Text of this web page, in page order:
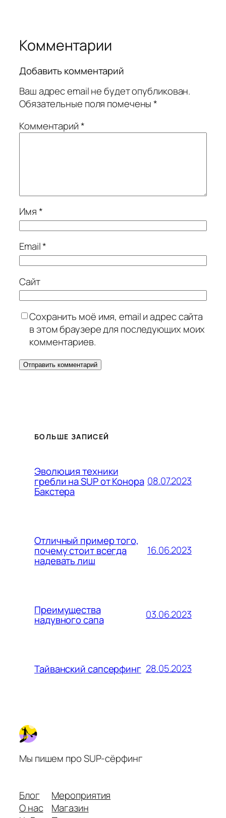
Комментарии
Добавить комментарий
Ваш адрес email не будет опубликован.
Обязательные поля помечены*
Комментарий*
Имя*
Email*
Сайт
Сохранить моё имя, email и адрес сайта
в этом браузере для последующих моих
комментариев.
БОЛЬШЕ ЗАПИСЕЙ
Эволюция техники
гребли на SUP от Конора
Бакстера
08.07.2023
Отличный пример того,
почему стоит всегда
надевать лиш
16.06.2023
Преимущества
надувного сапа 03.06.2023
Тайванский сапсерфинг 28.05.2023
Мы пишем про SUP-сёрфинг
Блог
О нас
Мероприятия
Магазин